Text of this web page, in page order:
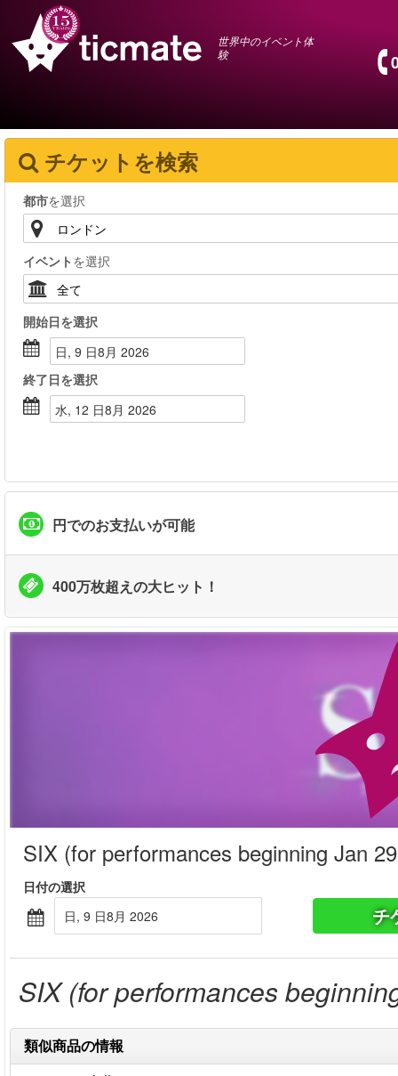
世界中のイベント体
験
チケットを検索
都市を選択
イベント を選択
開始日を選択
日, 9 日8月 2026
終了日を選択
水, 12 日8月 2026
円でのお支払いが可能
400万枚超えの大ヒット！
SIX (for performances beginning Jan
日付の選択
日, 9 日8月 2026
チ
SIX (for performances
類似商品の情報